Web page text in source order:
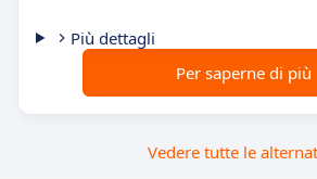
Più dettagli
Per saperne di più
Vedere tutte le